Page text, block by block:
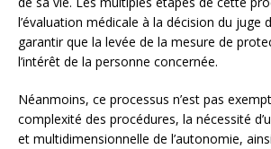
l’évaluation médicale à la décision du juge
garantir que la levée de la mesure de
l’intérêt de la personne concernée.
Néanmoins, ce processus n’est pas
complexité des procédures, la nécessité
et multidimensionnelle de l’autonomie,